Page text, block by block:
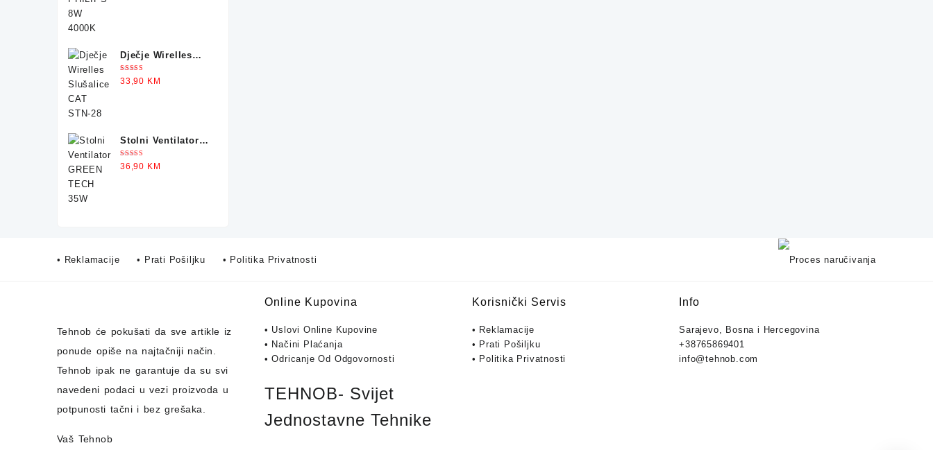
Dječje Wirelles
Slušalice CAT
STN-28
Ocjenjeno
5.00od 5
33,90 KM
Stolni Ventilator
GREEN TECH 35W
Ocjenjeno
5.00od 5
36,90 KM
• Reklamacije • Prati Pošiljku • Politika Privatnosti
Tehnob će pokušati da sve artikle iz
ponude opiše na najtačniji način.
Tehnob ipak ne garantuje da su svi
navedeni podaci u vezi proizvoda u
potpunosti tačni i bez grešaka.
Vaš Tehnob
Online Kupovina
• Uslovi Online Kupovine
• Načini Plaćanja
• Odricanje Od Odgovornosti
TEHNOB- Svijet
Jednostavne Tehnike
Korisnički Servis
• Reklamacije
• Prati Pošiljku
• Politika Privatnosti
Info
Sarajevo, Bosna i Hercegovina
+38765869401
info@tehnob.com